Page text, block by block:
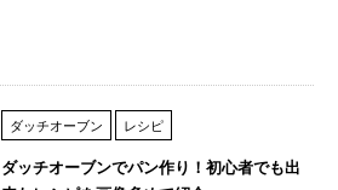
ダッチオーブン レシピ
ダッチオーブンでパン作り！初心者でも出